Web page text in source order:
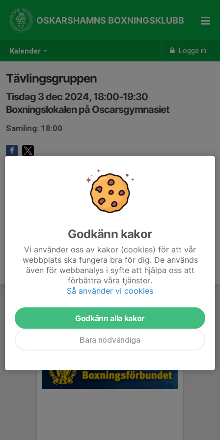
Kalender Logga in
OSKARSHAMNS BOXNINGSKLUBB
Tävlingsgruppen
Tisdag 3 dec 2024, 18:00-19:30
Boxningslokalen på Oscarsgymnasiet
Samling: 18:00
Godkänn kakor
Vi använder oss av kakor (cookies) för att vår
webbplats ska fungera bra för dig. De används
även för webbanalys i syfte att hjälpa oss att
förbättra våra tjänster.
Så använder vi cookies
Godkänn alla kakor
Bara nödvändiga